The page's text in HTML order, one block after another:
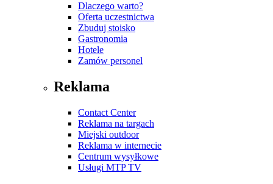
Dlaczego warto?
Oferta uczestnictwa
Zbuduj stoisko
Gastronomia
Hotele
Zamów personel
Reklama
Contact Center
Reklama na targach
Miejski outdoor
Reklama w internecie
Centrum wysyłkowe
Usługi MTP TV